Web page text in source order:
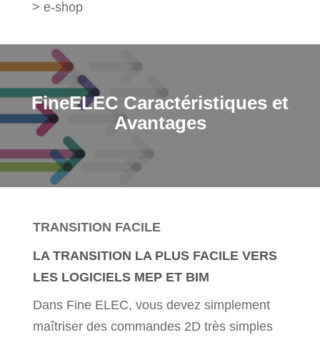
> e-shop
FineELEC Caractéristiques et
Avantages
TRANSITION FACILE
LA TRANSITION LA PLUS FACILE VERS
LES LOGICIELS MEP ET BIM
Dans Fine ELEC, vous devez simplement
maîtriser des commandes 2D très simples